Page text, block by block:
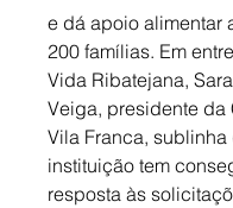
e dá apoio alimentar
200 famílias. Em
Vida Ribatejana,
Veiga, presidente da
Vila Franca, sublinha
instituição tem
resposta às